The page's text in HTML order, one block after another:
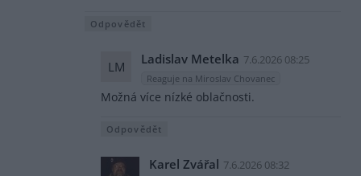
Odpovědět
LM Ladislav Metelka 7.6.2026 08:25
Reaguje na Miroslav Chovanec
Možná více nízké oblačnosti.
Odpovědět
Karel Zvářal 7.6.2026 08:32